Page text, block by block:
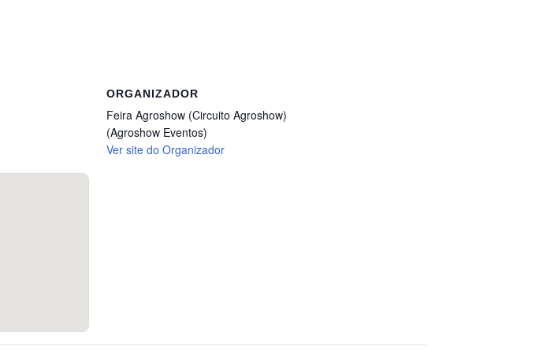
ORGANIZADOR
Feira Agroshow (Circuito Agroshow)
(Agroshow Eventos)
Ver site do Organizador